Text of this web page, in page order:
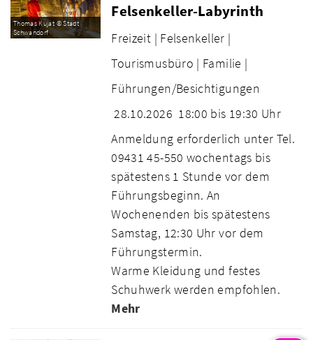
Thomas Kujat © Stadt
Schwandorf
Felsenkeller-Labyrinth
Freizeit | Felsenkeller |
Tourismusbüro | Familie |
Führungen/Besichtigungen
28.10.2026 18:00 bis 19:30 Uhr
Anmeldung erforderlich unter Tel.
09431 45-550 wochentags bis
spätestens 1 Stunde vor dem
Führungsbeginn. An
Wochenenden bis spätestens
Samstag, 12:30 Uhr vor dem
Führungstermin.
Warme Kleidung und festes
Schuhwerk werden empfohlen.
Mehr